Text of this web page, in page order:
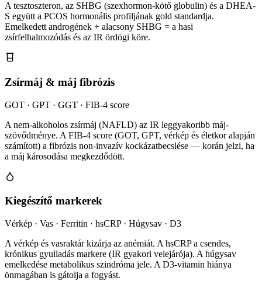
A tesztoszteron, az SHBG (szexhormon-kötő globulin) és a DHEA-
S együtt a PCOS hormonális profiljának gold standardja.
Emelkedett androgének + alacsony SHBG = a hasi
zsírfelhalmozódás és az IR ördögi köre.
Zsírmáj & máj fibrózis
GOT · GPT · GGT · FIB-4 score
A nem-alkoholos zsírmáj (NAFLD) az IR leggyakoribb máj-
szövődménye. A FIB-4 score (GOT, GPT, vérkép és életkor alapján
számított) a fibrózis non-invazív kockázatbecslése — korán jelzi, ha
a máj károsodása megkezdődött.
Kiegészítő markerek
Vérkép · Vas · Ferritin · hsCRP · Húgysav · D3
A vérkép és vasraktár kizárja az anémiát. A hsCRP a csendes,
krónikus gyulladás markere (IR gyakori velejárója). A húgysav
emelkedése metabolikus szindróma jele. A D3-vitamin hiánya
önmagában is gátolja a fogyást.